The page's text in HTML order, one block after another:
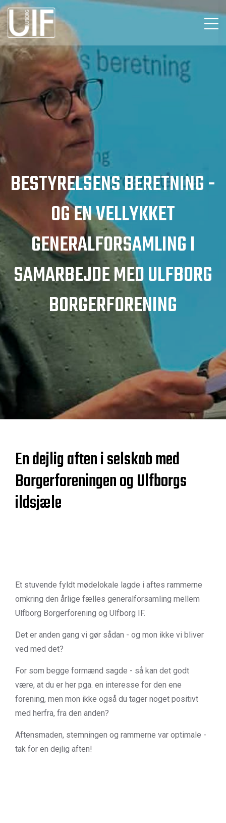
BESTYRELSENS BERETNING -
OG EN VELLYKKET
GENERALFORSAMLING I
SAMARBEJDE MED ULFBORG
BORGERFORENING
En dejlig aften i selskab med
Borgerforeningen og Ulfborgs
ildsjæle
Et stuvende fyldt mødelokale lagde i aftes rammerne
omkring den årlige fælles generalforsamling mellem
Ulfborg Borgerforening og Ulfborg IF.
Det er anden gang vi gør sådan - og mon ikke vi bliver
ved med det?
For som begge formænd sagde - så kan det godt
være, at du er her pga. en interesse for den ene
forening, men mon ikke også du tager noget positivt
med herfra, fra den anden?
Aftensmaden, stemningen og rammerne var optimale -
tak for en dejlig aften!